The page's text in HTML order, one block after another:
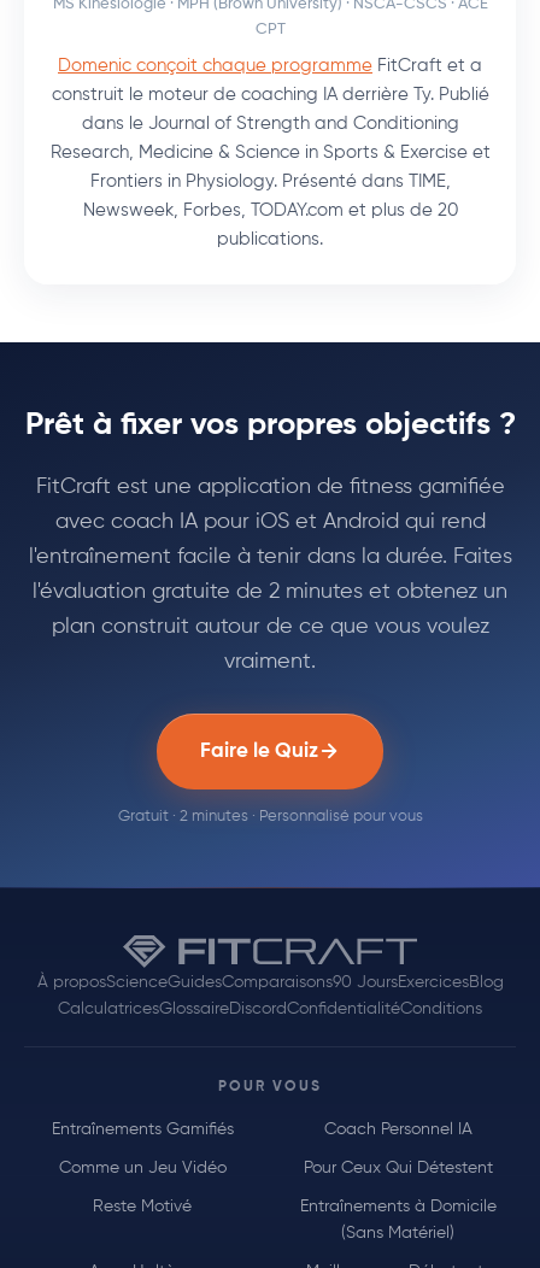
MS Kinésiologie · MPH (Brown University) · NSCA-CSCS · ACE
CPT
Domenic conçoit chaque programme FitCraft et a
construit le moteur de coaching IA derrière Ty. Publié
dans le Journal of Strength and Conditioning
Research, Medicine & Science in Sports & Exercise et
Frontiers in Physiology. Présenté dans TIME,
Newsweek, Forbes, TODAY.com et plus de 20
publications.
Prêt à fixer vos propres objectifs ?
FitCraft est une application de fitness gamifiée
avec coach IA pour iOS et Android qui rend
l'entraînement facile à tenir dans la durée. Faites
l'évaluation gratuite de 2 minutes et obtenez un
plan construit autour de ce que vous voulez
vraiment.
Faire le Quiz
Gratuit · 2 minutes · Personnalisé pour vous
À proposScienceGuidesComparaisons90 JoursExercicesBlog
CalculatricesGlossaireDiscordConfidentialitéConditions
POUR VOUS
Entraînements Gamifiés Coach Personnel IA
Comme un Jeu Vidéo Pour Ceux Qui Détestent
Reste Motivé
Entraînements à Domicile
(Sans Matériel)